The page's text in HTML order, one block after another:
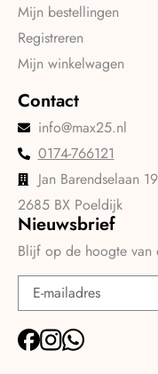
Mijn bestellingen
Registreren
Mijn winkelwagen
Contact
info@max25.nl
0174-766121
Jan Barendselaan
2685 BX Poeldijk
Nieuwsbrief
Blijf op de hoogte van